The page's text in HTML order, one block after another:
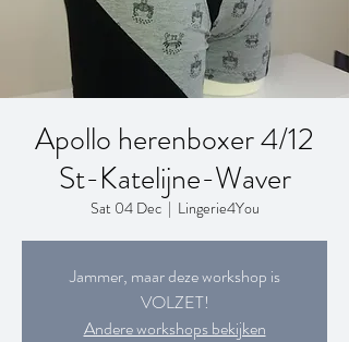
Apollo herenboxer 4/12
St-Katelijne-Waver
Sat 04 Dec
  |
Lingerie4You
Jammer, maar deze workshop is
VOLZET!
Andere workshops bekijken